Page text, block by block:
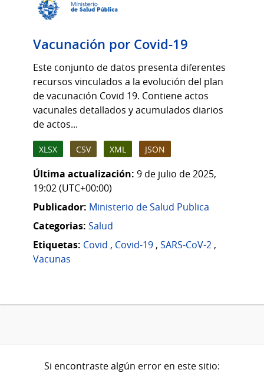
Vacunación por Covid-19
Este conjunto de datos presenta diferentes
recursos vinculados a la evolución del plan
de vacunación Covid 19. Contiene actos
vacunales detallados y acumulados diarios
de actos...
XLSX CSV XML JSON
Última actualización: 9 de julio de 2025,
19:02 (UTC+00:00)
Publicador: Ministerio de Salud Publica
Categorias: Salud
Etiquetas: Covid , Covid-19 , SARS-CoV-2 ,
Vacunas
Si encontraste algún error en este sitio: